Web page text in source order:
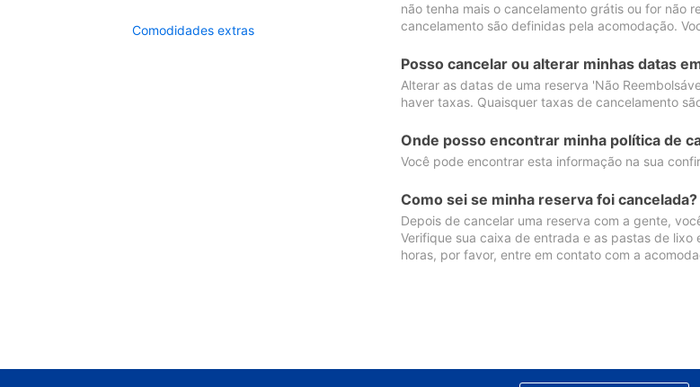
Comodidades extras
não tenha mais o cancelamento grátis ou for não
cancelamento são definidas pela acomodação.
Posso cancelar ou alterar minhas datas
Alterar as datas de uma reserva 'Não
haver taxas. Quaisquer taxas de cancelamento
Onde posso encontrar minha política de
Você pode encontrar esta informação na sua
Como sei se minha reserva foi cancelada?
Depois de cancelar uma reserva com a gente,
Verifique sua caixa de entrada e as pastas de
horas, por favor, entre em contato com a